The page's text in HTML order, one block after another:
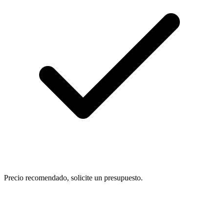
Precio recomendado, solicite un presupuesto.